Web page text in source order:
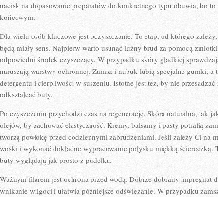
nacisk na dopasowanie preparatów do konkretnego typu obuwia, bo to
końcowym.
Dla wielu osób kluczowe jest oczyszczanie. To etap, od którego
będą miały sens. Najpierw warto usunąć luźny brud za pomocą
odpowiedni środek czyszczący. W przypadku skóry gładkiej
naruszają warstwy ochronnej. Zamsz i nubuk lubią specjalne gumki, a
detergentu i cierpliwości w suszeniu. Istotne jest też, by nie
odkształcać buty.
Po czyszczeniu przychodzi czas na regenerację. Skóra naturalna, tak
olejów, by zachować elastyczność. Kremy, balsamy i pasty potrafią
tworzą powłokę przed codziennymi zabrudzeniami. Jeśli zależy Ci na
woski i wykonać dokładne wypracowanie połysku miękką ściereczką.
buty wyglądają jak prosto z pudełka.
Ważnym filarem jest ochrona przed wodą. Dobrze dobrany impregnat
wnikanie wilgoci i ułatwia późniejsze odświeżanie. W przypadku